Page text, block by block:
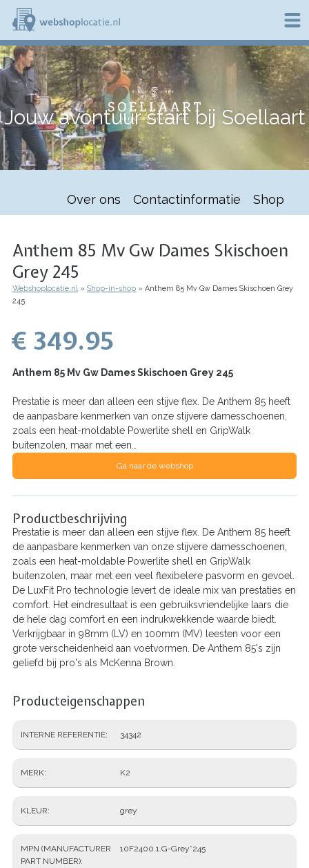
Overslaan
naar
de
inhoud
gaan
W
e
b
o
p
c
l
Jouw avontuur start bij Soellaart
Over ons Contactinformatie Shop
Anthem 85 Mv Gw Dames Skischoen
Grey 245
Kruimelpad
Webshoplocatie.nl Shop-in-shop
Anthem 85 Mv Gw Dames Skischoen Grey
245
€ 349.95
Anthem 85 Mv Gw Dames Skischoen Grey 245
Prestatie is meer dan alleen een stijve flex. De Anthem 85 heeft
de aanpasbare kenmerken van onze stijvere damesschoenen,
zoals een heat-moldable Powerlite shell en GripWalk
buitenzolen, maar met een…
Ga naar de webshop
Productbeschrijving
Prestatie is meer dan alleen een stijve flex. De Anthem 85 heeft
de aanpasbare kenmerken van onze stijvere damesschoenen,
zoals een heat-moldable Powerlite shell en GripWalk
buitenzolen, maar met een veel flexibelere pasvorm en gevoel.
De LuxFit Pro technologie levert de ideale mix van prestaties en
comfort. Het eindresultaat is een gebruiksvriendelijke laars die
de hele dag comfort en een indrukwekkende waarde biedt.
Verkrijgbaar in 98mm (LV) en 100mm (MV) leesten voor een
grote verscheidenheid aan voetvormen. De Anthem 85's zijn
geliefd bij pro's als McKenna Brown.
Producteigenschappen
INTERNE REFERENTIE 34342
MERK K2
KLEUR grey
MPN (MANUFACTURER
PART NUMBER)
10F2400.1.G-Grey*245